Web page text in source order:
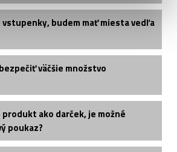
vstupenky, budem mať miesta vedľa
väčšie množstvo
ako darček, je možné
poukaz?